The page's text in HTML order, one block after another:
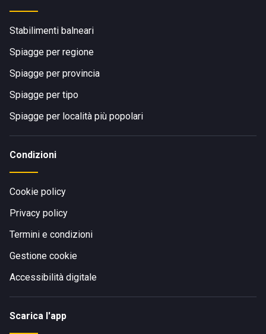
Stabilimenti balneari
Spiagge per regione
Spiagge per provincia
Spiagge per tipo
Spiagge per località più popolari
Condizioni
Cookie policy
Privacy policy
Termini e condizioni
Gestione cookie
Accessibilità digitale
Scarica l'app